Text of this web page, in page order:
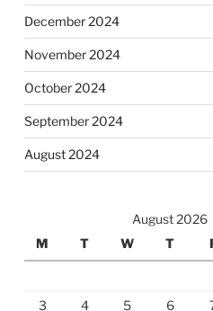
December 2024
November 2024
October 2024
September 2024
August 2024
August 2026
M
T W T
3
4 5 6